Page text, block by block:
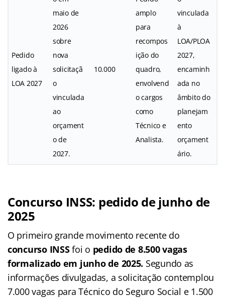
Pedido
ligado à
LOA 2027
maio de
2026
sobre
nova
solicitaçã
o
vinculada
ao
orçament
o de
2027.
10.000
amplo
para
recompos
ição do
quadro,
envolvend
o cargos
como
Técnico e
Analista.
vinculada
à
LOA/PLOA
2027,
encaminh
ada no
âmbito do
planejam
ento
orçament
ário.
Concurso INSS: pedido de junho de
2025
O primeiro grande movimento recente do
concurso INSSfoi o pedido de 8.500 vagas
formalizado em junho de 2025. Segundo as
informações divulgadas, a solicitação contemplou
7.000 vagas para Técnico do Seguro Social e 1.500